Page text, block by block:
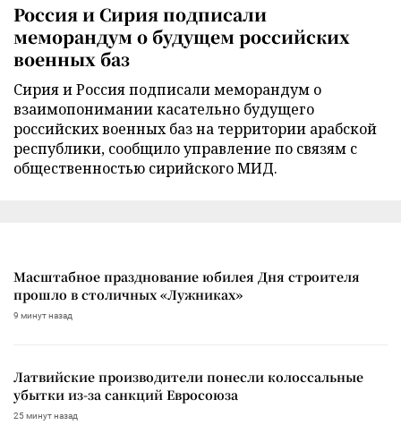
Россия и Сирия подписали
меморандум о будущем российских
военных баз
Сирия и Россия подписали меморандум о
взаимопонимании касательно будущего
российских военных баз на территории арабской
республики, сообщило управление по связям с
общественностью сирийского МИД.
Масштабное празднование юбилея Дня строителя
прошло в столичных «Лужниках»
9 минут назад
Латвийские производители понесли колоссальные
убытки из-за санкций Евросоюза
25 минут назад